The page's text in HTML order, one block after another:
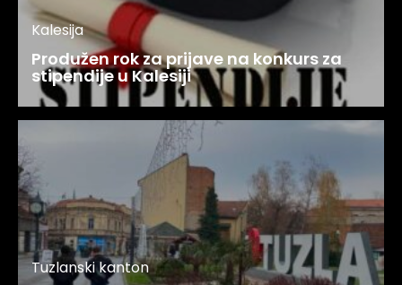
Kalesija
Produžen rok za prijave na konkurs za
stipendije u Kalesiji
Tuzlanski kanton